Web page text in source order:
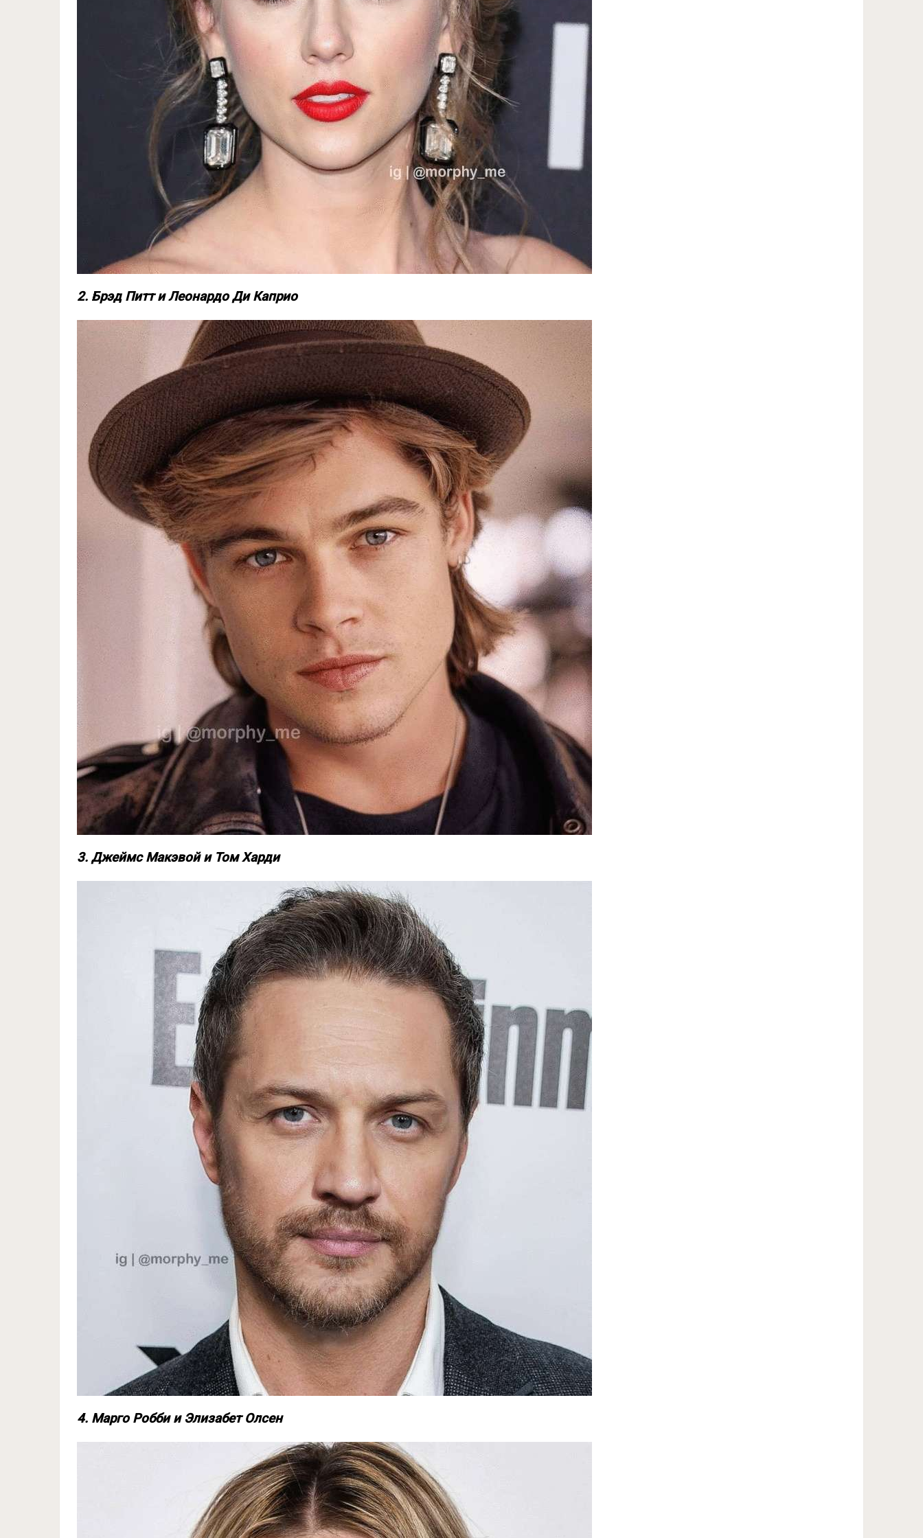
2. Брэд Питт и Леонардо Ди Каприо
3. Джеймс Макэвой и Том Харди
4. Марго Робби и Элизабет Олсен